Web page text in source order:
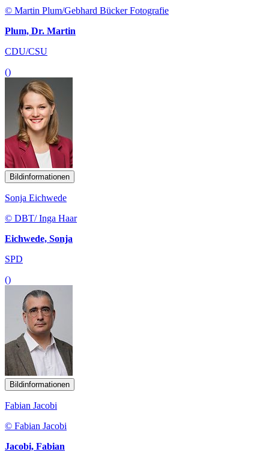
© Martin Plum/Gebhard Bücker Fotografie
Plum, Dr. Martin
CDU/CSU
()
Bildinformationen
Sonja Eichwede
© DBT/ Inga Haar
Eichwede, Sonja
SPD
()
Bildinformationen
Fabian Jacobi
© Fabian Jacobi
Jacobi, Fabian